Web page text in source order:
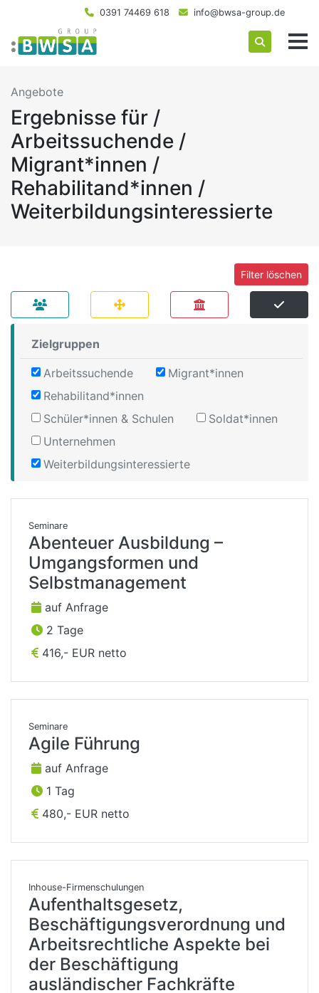
0391 74469 618 info@bwsa-group.de
Angebote
Ergebnisse für /
Arbeitssuchende /
Migrant*innen /
Rehabilitand*innen /
Weiterbildungsinteressierte
Filter löschen
Zielgruppen
Arbeitssuchende
Migrant*innen
Rehabilitand*innen
Schüler*innen & Schulen
Soldat*innen
Unternehmen
Weiterbildungsinteressierte
Seminare
Abenteuer Ausbildung –
Umgangsformen und
Selbstmanagement
auf Anfrage
2 Tage
416,- EUR netto
Seminare
Agile Führung
auf Anfrage
1 Tag
480,- EUR netto
Inhouse-Firmenschulungen
Aufenthaltsgesetz,
Beschäftigungsverordnung und
Arbeitsrechtliche Aspekte bei
der Beschäftigung
ausländischer Fachkräfte